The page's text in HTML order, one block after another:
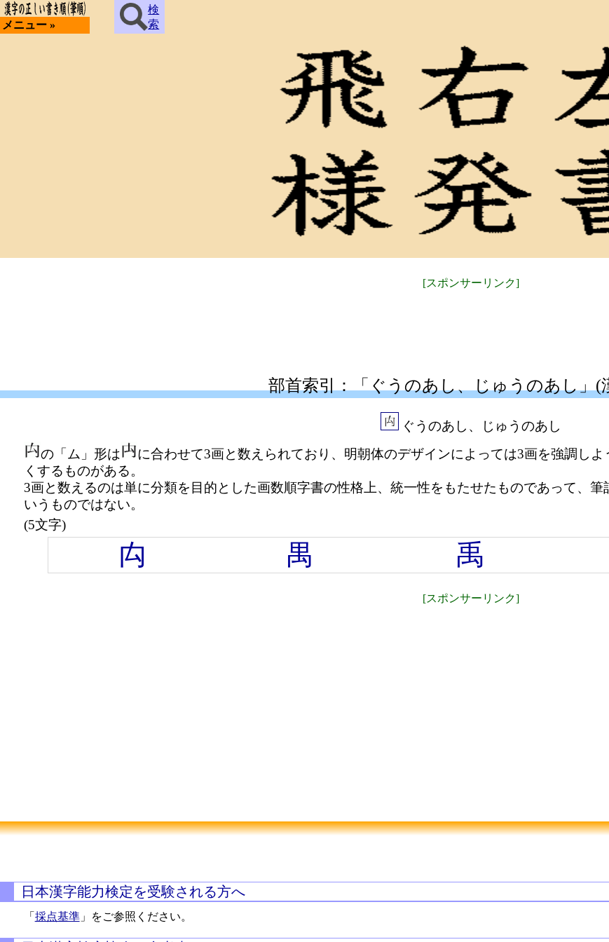
メニュー »
検
索
[スポンサーリンク]
部首索引：「ぐうのあし、じゅうのあし」(
ぐうのあし、じゅうのあし
の「ム」形は
に合わせて3画と数えられており、明朝体のデザインによっては3画を強調し
くするものがある。
3画と数えるのは単に分類を目的とした画数順字書の性格上、統一性をもたせたものであって、
いうものではない。
(5文字)
禸 禺 禹
[スポンサーリンク]
日本漢字能力検定を受験される方へ
「 採点基準」をご参照ください。